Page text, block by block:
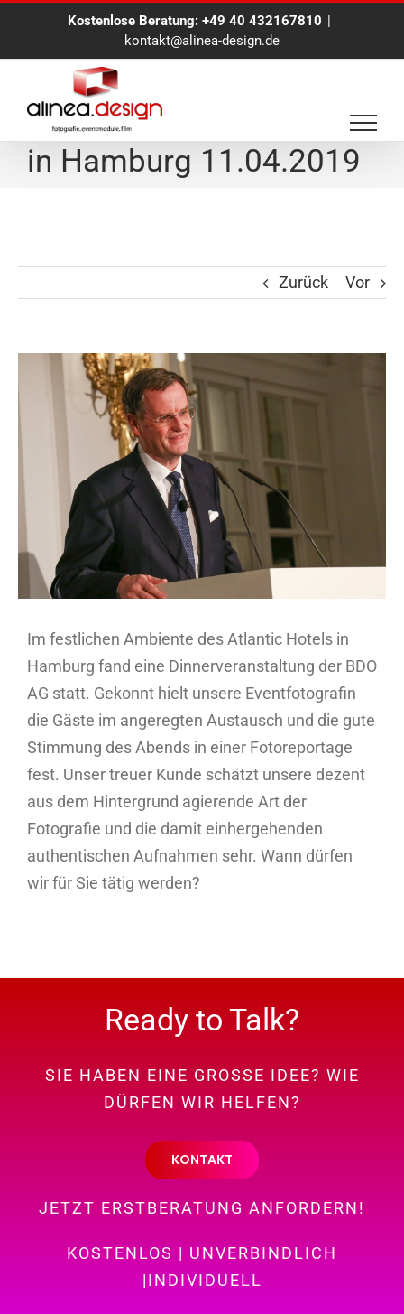
Kostenlose Beratung: +49 40 432167810 |
kontakt@alinea-design.de
Fotoreportage für BDO
in Hamburg 11.04.2019
Zurück Vor
grösseres
Im festlichen Ambiente des Atlantic Hotels in
Hamburg fand eine Dinnerveranstaltung der BDO
AG statt. Gekonnt hielt unsere Eventfotografin
die Gäste im angeregten Austausch und die gute
Stimmung des Abends in einer Fotoreportage
fest. Unser treuer Kunde schätzt unsere dezent
aus dem Hintergrund agierende Art der
Fotografie und die damit einhergehenden
authentischen Aufnahmen sehr. Wann dürfen
wir für Sie tätig werden?
Ready to Talk?
SIE HABEN EINE GROSSE IDEE? WIE
DÜRFEN WIR HELFEN?
KONTAKT
JETZT ERSTBERATUNG ANFORDERN!
KOSTENLOS | UNVERBINDLICH
|INDIVIDUELL